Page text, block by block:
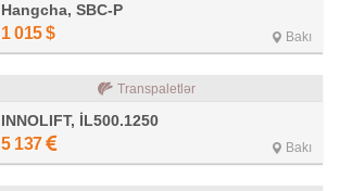
Hangcha, SBC-P
1 015 $ Bakı
Transpaletlər
INNOLIFT, İL500.1250
5 137 Bakı